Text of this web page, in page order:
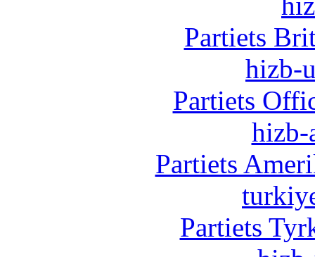
Partiets
hizb-
Partiets
hizb-
Partiets
Partiets